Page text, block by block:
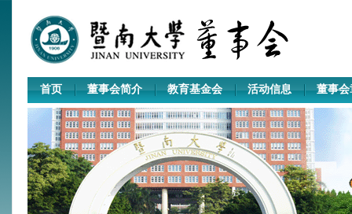
首页 董事会简介 教育基金会 活动信息 董事会